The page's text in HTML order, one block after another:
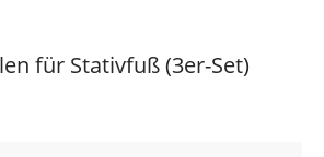
für Stativfuß (3er-Set)